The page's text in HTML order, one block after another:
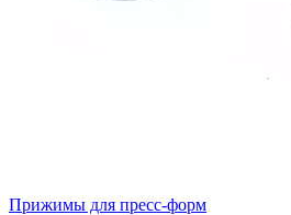
Прижимы для пресс-форм